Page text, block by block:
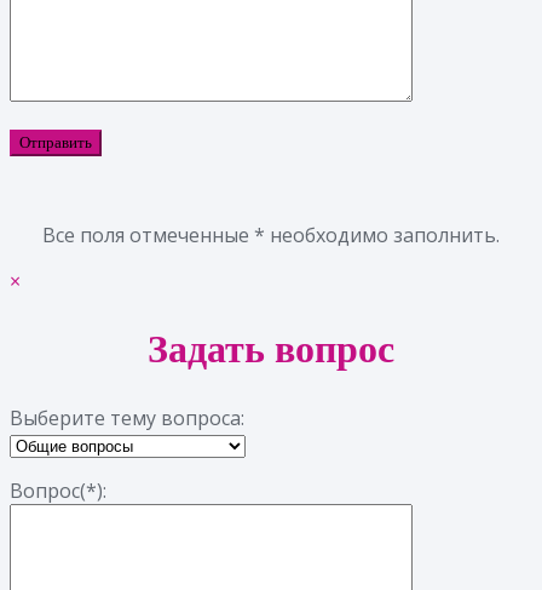
Все поля отмеченные * необходимо заполнить.
×
Задать вопрос
Выберите тему вопроса:
Вопрос(*):